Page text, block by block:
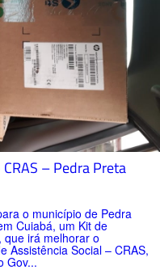
– Pedra Preta
o município de Pedra
Cuiabá, um Kit de
irá melhorar o
Assistência Social – CRAS,
Gov...